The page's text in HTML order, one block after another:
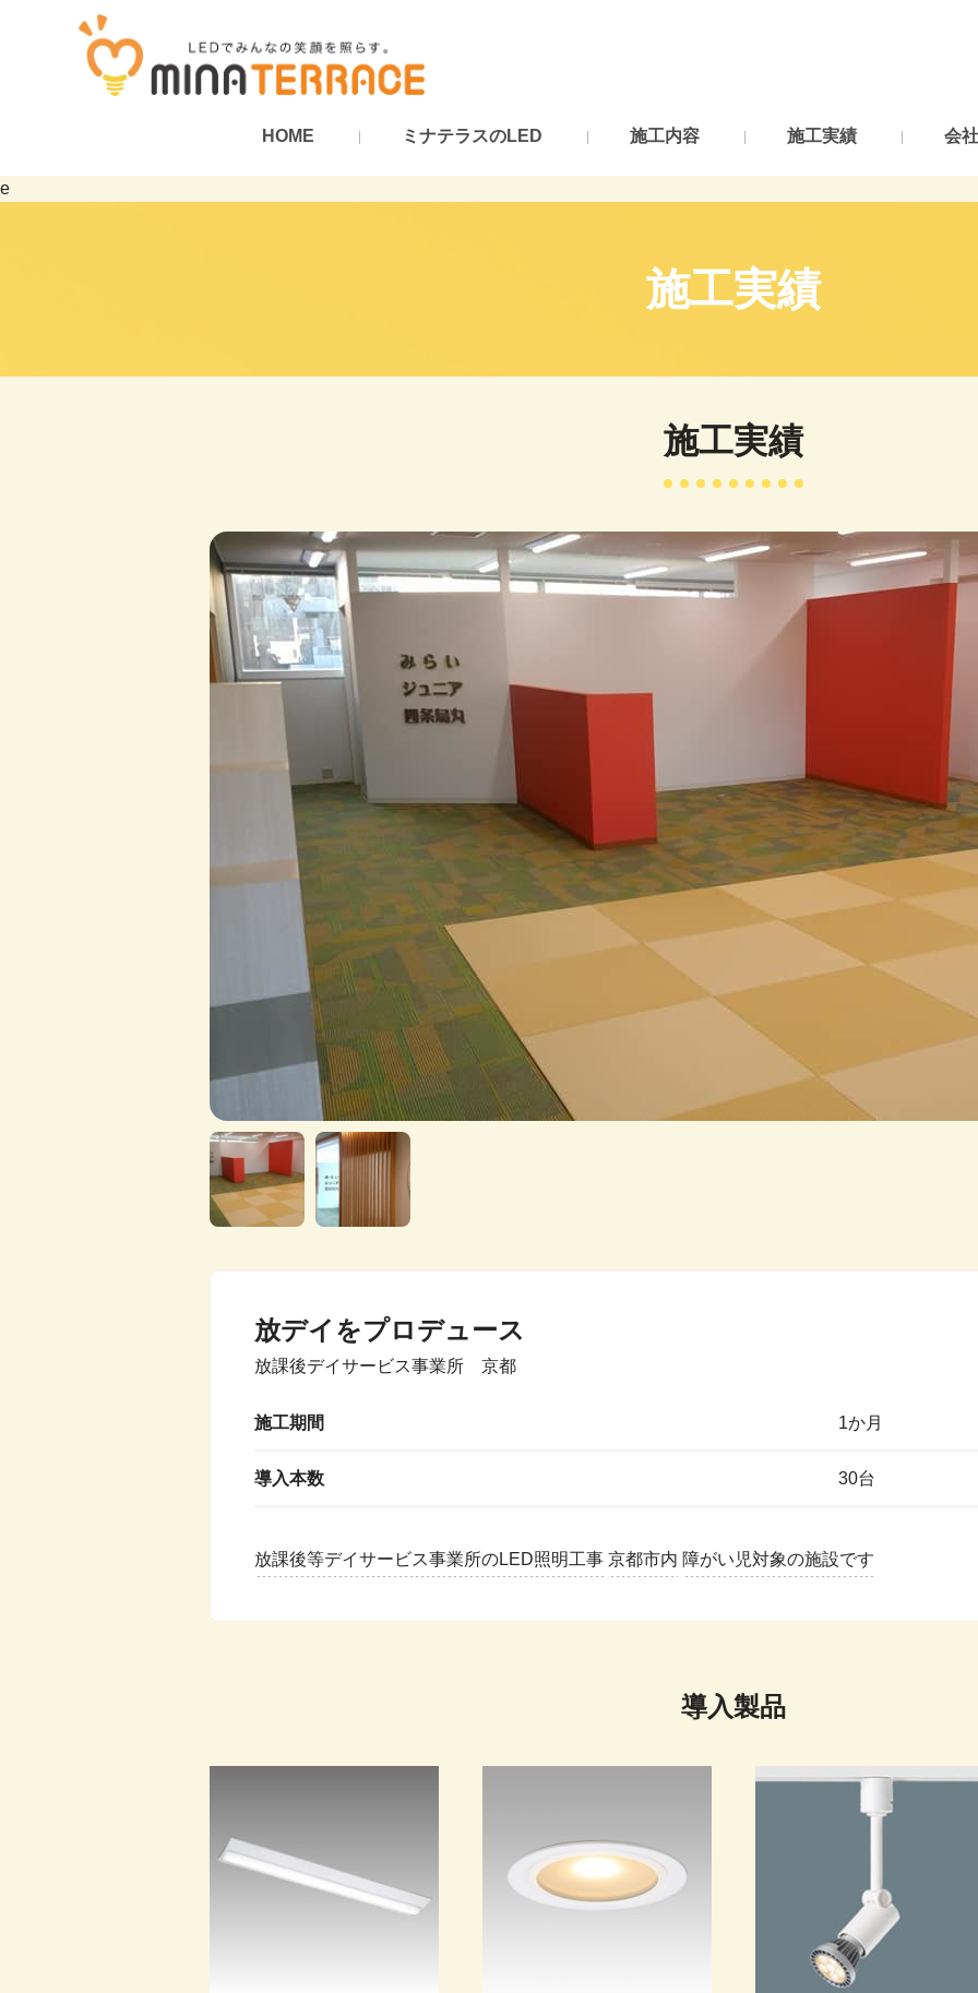
HOME ミナテラスのLED 施工内容 施工実績 会
e
施工実績
施工実績
放デイをプロデュース
放課後デイサービス事業所 京都
施工期間 1か月
導入本数 30台
放課後等デイサービス事業所のLED照明工事 京都市内 障がい児対象の施設です
導入製品